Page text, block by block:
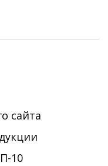
сайта
10